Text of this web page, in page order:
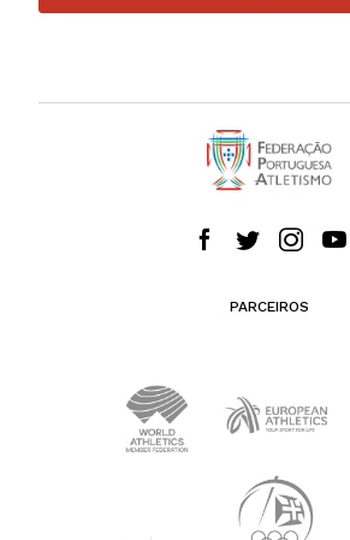
PARCEIROS